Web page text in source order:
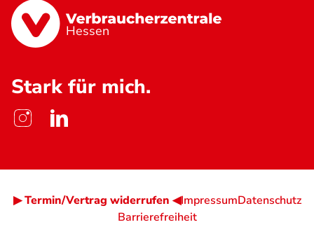
Hessen
Stark für mich.
▶ Termin/Vertrag widerrufen ◀ImpressumDatenschutz
Barrierefreiheit